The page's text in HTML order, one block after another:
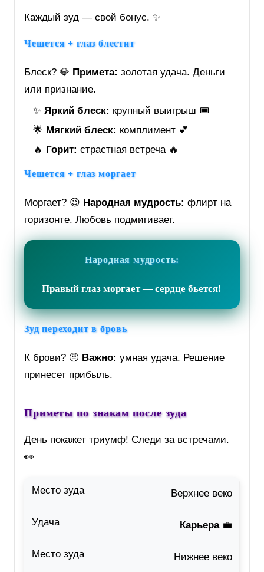
Каждый зуд — свой бонус. ✨
Чешется + глаз блестит
Блеск? 💎 Примета: золотая удача. Деньги
или признание.
✨ Яркий блеск: крупный выигрыш 🎟️
🌟 Мягкий блеск: комплимент 💕
🔥 Горит: страстная встреча 🔥
Чешется + глаз моргает
Моргает? 😉 Народная мудрость: флирт на
горизонте. Любовь подмигивает.
Народная мудрость:
Правый глаз моргает — сердце бьется!
Зуд переходит в бровь
К брови? 🤨 Важно: умная удача. Решение
принесет прибыль.
Приметы по знакам после зуда
День покажет триумф! Следи за встречами.
👀
Верхнее веко
Карьера💼
Нижнее веко